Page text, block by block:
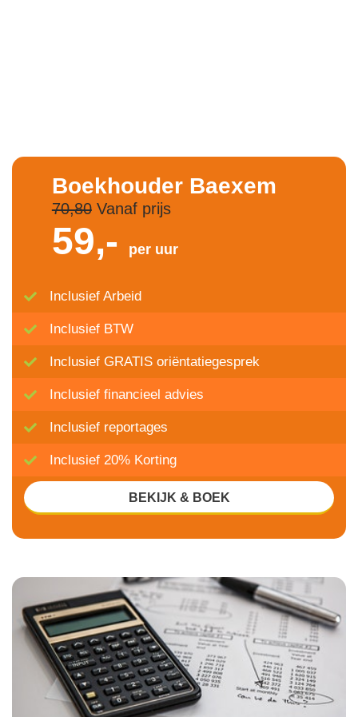
Boekhouder Baexem
70,80Vanaf prijs
59,- per uur
Inclusief Arbeid
Inclusief BTW
Inclusief GRATIS oriëntatiegesprek
Inclusief financieel advies
Inclusief reportages
Inclusief 20% Korting
BEKIJK & BOEK